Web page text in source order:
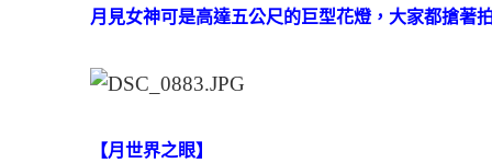
月見女神可是高達五公尺的巨型花燈，大家都搶著
【月世界之眼】